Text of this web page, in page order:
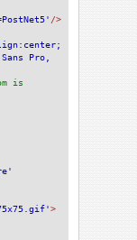
/>
Pro,
is
>